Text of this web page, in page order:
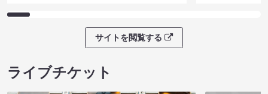
サイトを閲覧する
ライブチケット